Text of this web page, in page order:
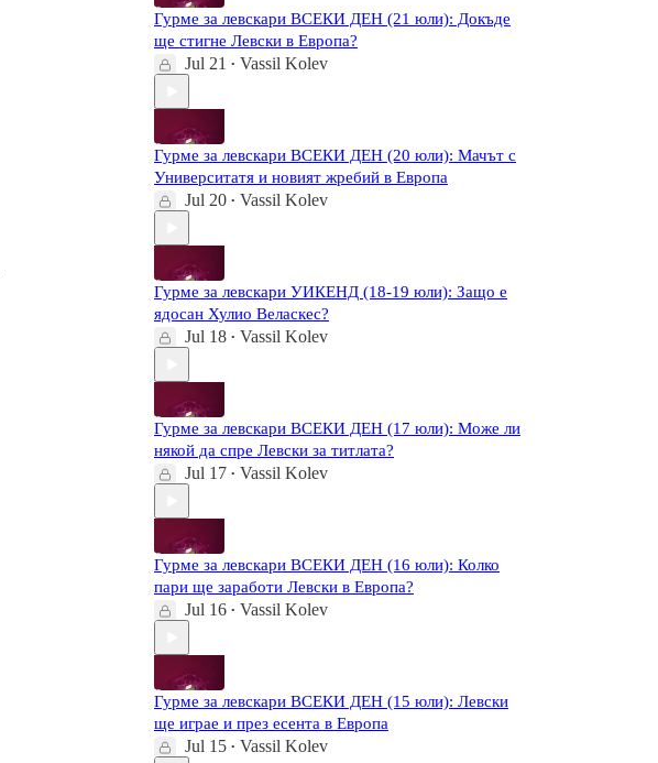
Гурме за левскари ВСЕКИ ДЕН (21 юли): Докъде
ще стигне Левски в Европа?
Jul 21 • Vassil Kolev
Гурме за левскари ВСЕКИ ДЕН (20 юли): Мачът с
Университатя и новият жребий в Европа
Jul 20 • Vassil Kolev
Гурме за левскари УИКЕНД (18-19 юли): Защо е
ядосан Хулио Веласкес?
Jul 18 • Vassil Kolev
Гурме за левскари ВСЕКИ ДЕН (17 юли): Може ли
някой да спре Левски за титлата?
Jul 17 • Vassil Kolev
Гурме за левскари ВСЕКИ ДЕН (16 юли): Колко
пари ще заработи Левски в Европа?
Jul 16 • Vassil Kolev
Гурме за левскари ВСЕКИ ДЕН (15 юли): Левски
ще играе и през есента в Европа
Jul 15 • Vassil Kolev